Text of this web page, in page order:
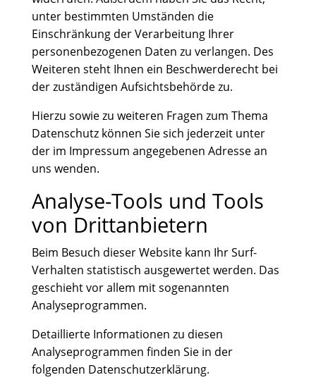
unter bestimmten Umständen die
Einschränkung der Verarbeitung Ihrer
personenbezogenen Daten zu verlangen. Des
Weiteren steht Ihnen ein Beschwerderecht bei
der zuständigen Aufsichtsbehörde zu.
Hierzu sowie zu weiteren Fragen zum Thema
Datenschutz können Sie sich jederzeit unter
der im Impressum angegebenen Adresse an
uns wenden.
Analyse-Tools und Tools
von Dritt­anbietern
Beim Besuch dieser Website kann Ihr Surf-
Verhalten statistisch ausgewertet werden. Das
geschieht vor allem mit sogenannten
Analyseprogrammen.
Detaillierte Informationen zu diesen
Analyseprogrammen finden Sie in der
folgenden Datenschutzerklärung.